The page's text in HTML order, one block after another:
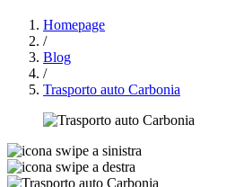
Homepage
/
Blog
/
Trasporto auto Carbonia